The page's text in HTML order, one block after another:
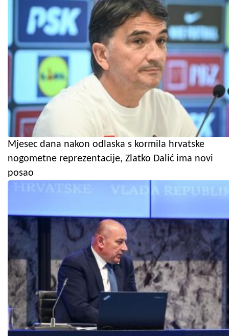
Mjesec dana nakon odlaska s kormila hrvatske
nogometne reprezentacije, Zlatko Dalić ima novi
posao